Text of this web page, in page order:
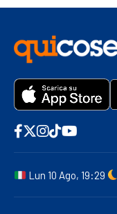
Lun 10 Ago, 19:29